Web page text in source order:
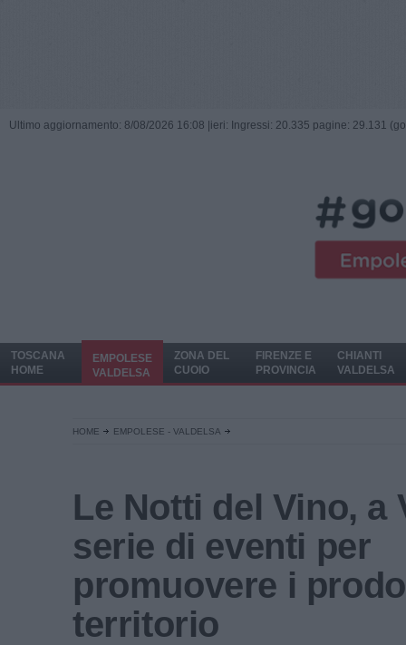
Ultimo aggiornamento: 8/08/2026 16:08 | ieri: Ingressi: 20.335 pagine: 29.131
TOSCANA
HOME
EMPOLESE
VALDELSA
ZONA DEL
CUOIO
FIRENZE E
PROVINCIA
CHIANTI
VALDELSA
HOME EMPOLESE - VALDELSA
Le Notti del Vino, a
serie di eventi per
promuovere i
territorio